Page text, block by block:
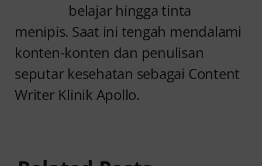
belajar hingga tinta
menipis. Saat ini tengah mendalami
konten-konten dan penulisan
seputar kesehatan sebagai Content
Writer Klinik Apollo.